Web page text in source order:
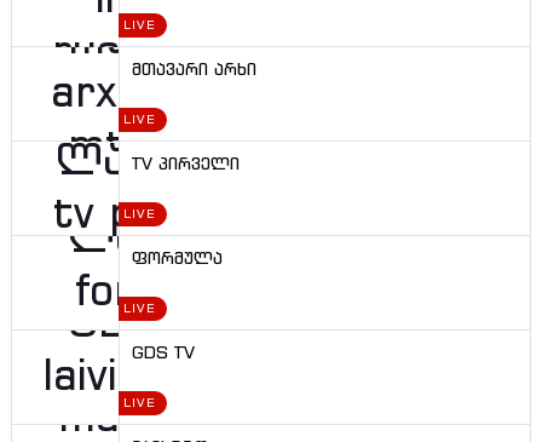
LIVE
მთავარი არხი
LIVE
TV პირველი
LIVE
ფორმულა
LIVE
GDS TV
LIVE